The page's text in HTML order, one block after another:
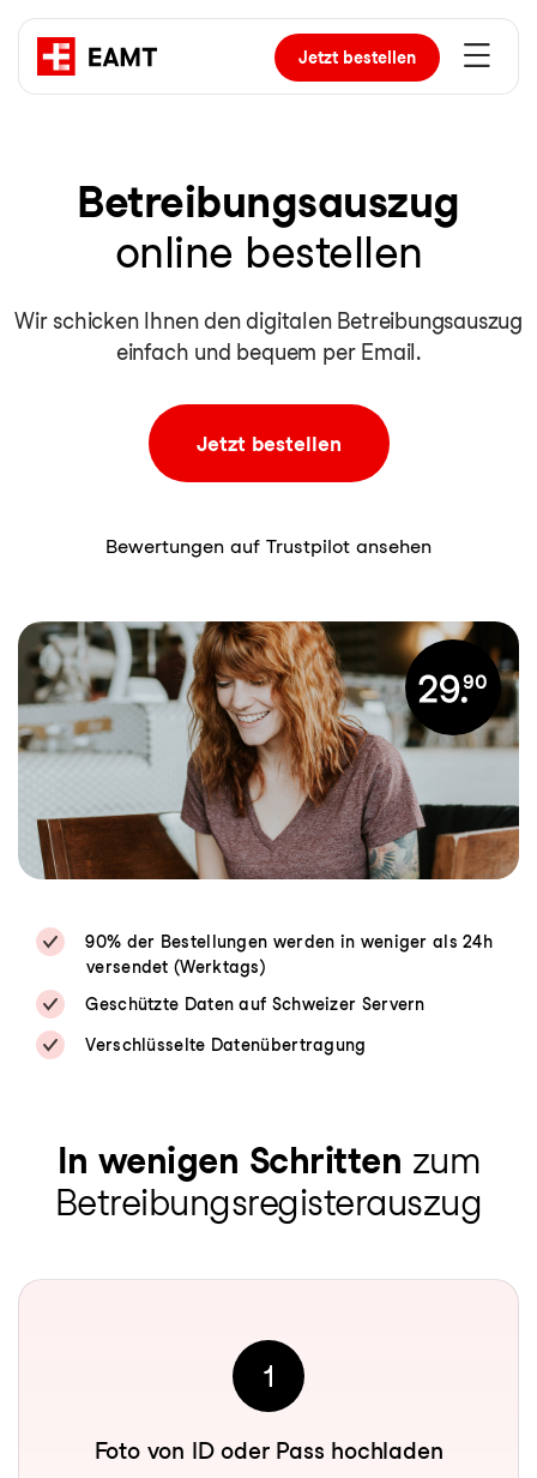
Jetztbestellen
Be­trei­bungs­aus­zug
online bestellen
Wir schicken Ihnen den digitalen Betreibungsauszug
einfach und bequem per Email.
Jetzt bestellen
Bewertungen auf Trustpilot ansehen
90% der Bestellungen werden in weniger als 24h
versendet (Werktags)
Geschützte Daten auf Schweizer Servern
Verschlüsselte Datenübertragung
In wenigen Schritten zum
Betreibungsregisterauszug
1
Foto von ID oder Pass hochladen